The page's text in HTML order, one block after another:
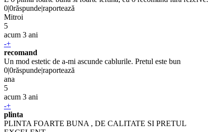
0|0răspunde|raportează
Mitroi
5
acum 3 ani
-+
recomand
Un mod estetic de a-mi ascunde cablurile. Pretul este bun
0|0răspunde|raportează
ana
5
acum 3 ani
-+
plinta
PLINTA FOARTE BUNA , DE CALITATE SI PRETUL